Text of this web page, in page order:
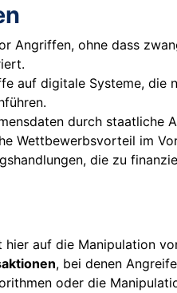
Angriffen, ohne dass
auf digitale Systeme, die
durch
Wettbewerbsvorteil im
die zu
auf die Manipulation
, bei denen
oder die